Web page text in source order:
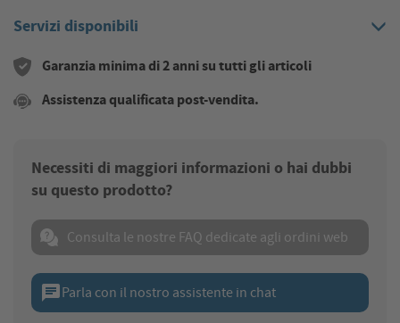
Servizi disponibili
Garanzia minima di 2 anni su tutti gli articoli
Assistenza qualificata post-vendita.
Necessiti di maggiori informazioni o hai dubbi
su questo prodotto?
Consulta le nostre FAQ dedicate agli ordini web
chatParla con il nostro assistente in chat